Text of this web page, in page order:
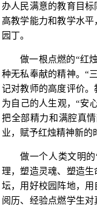
办人民满意的教育目
高教学能力和教学水
园丁。
做一根点燃的“红
种无私奉献的精神。“
记对教师的高度评价
为自己的人生观，“安
把全部精力和满腔真
业，赋予红烛精神新的
做一个人类文明
理，塑造灵魂、塑造
坛，用好校园阵地，
阅历、经验点燃学生